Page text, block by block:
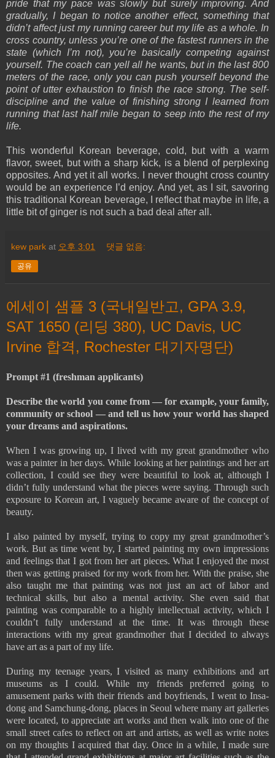
pride that my pace was slowly but surely improving. And
gradually, I began to notice another effect, something that
didn’t affect just my running career but my life as a whole. In
cross country, unless you’re one of the fastest runners in the
state (which I’m not), you’re basically competing against
yourself. The coach can yell all he wants, but in the last 800
meters of the race, only you can push yourself beyond the
point of utter exhaustion to finish the race strong. The self-
discipline and the value of finishing strong I learned from
running that last half mile began to seep into the rest of my
life.
This wonderful Korean beverage, cold, but with a warm
flavor, sweet, but with a sharp kick, is a blend of perplexing
opposites. And yet it all works. I never thought cross country
would be an experience I’d enjoy. And yet, as I sit, savoring
this traditional Korean beverage, I reflect that maybe in life, a
little bit of ginger is not such a bad deal after all.
kew park at 오후 3:01 댓글 없음:
공유
에세이 샘플 3 (국내일반고, GPA 3.9,
SAT 1650 (리딩 380), UC Davis, UC
Irvine 합격, Rochester 대기자명단)
Prompt #1 (freshman applicants)
Describe the world you come from — for example, your family,
community or school — and tell us how your world has shaped
your dreams and aspirations.
When I was growing up, I lived with my great grandmother who
was a painter in her days. While looking at her paintings and her art
collection, I could see they were beautiful to look at, although I
didn’t fully understand what the pieces were saying. Through such
exposure to Korean art, I vaguely became aware of the concept of
beauty.
I also painted by myself, trying to copy my great grandmother’s
work. But as time went by, I started painting my own impressions
and feelings that I got from her art pieces. What I enjoyed the most
then was getting praised for my work from her. With the praise, she
also taught me that painting was not just an act of labor and
technical skills, but also a mental activity. She even said that
painting was comparable to a highly intellectual activity, which I
couldn’t fully understand at the time. It was through these
interactions with my great grandmother that I decided to always
have art as a part of my life.
During my teenage years, I visited as many exhibitions and art
museums as I could. While my friends preferred going to
amusement parks with their friends and boyfriends, I went to Insa-
dong and Samchung-dong, places in Seoul where many art galleries
were located, to appreciate art works and then walk into one of the
small street cafes to reflect on art and artists, as well as write notes
on my thoughts I acquired that day. Once in a while, I made sure